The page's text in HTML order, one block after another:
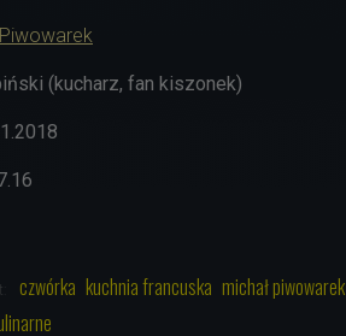
(kucharz, fan kiszonek)
.2018
czwórka kuchnia francuska michał piwowarek